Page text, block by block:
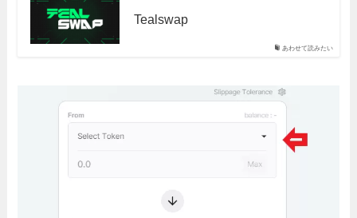
あわせて読みたい
Tealswap